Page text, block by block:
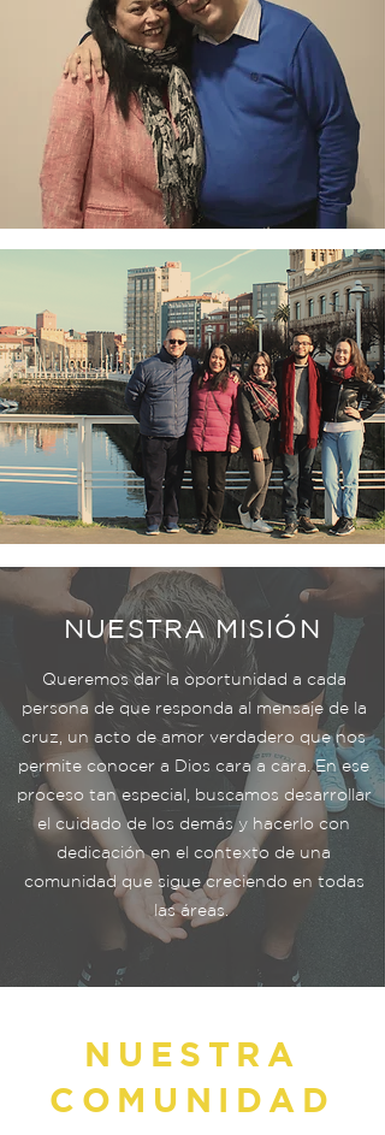
NUESTRA MISIÓN
Queremos dar la oportunidad a cada
persona de que responda al mensaje de la
cruz, un acto de amor verdadero que nos
permite conocer a Dios cara a cara. En ese
proceso tan especial, buscamos desarrollar
el cuidado de los demás y hacerlo con
dedicación en el contexto de una
comunidad que sigue creciendo en todas
las áreas.
NUESTRA
COMUNIDAD